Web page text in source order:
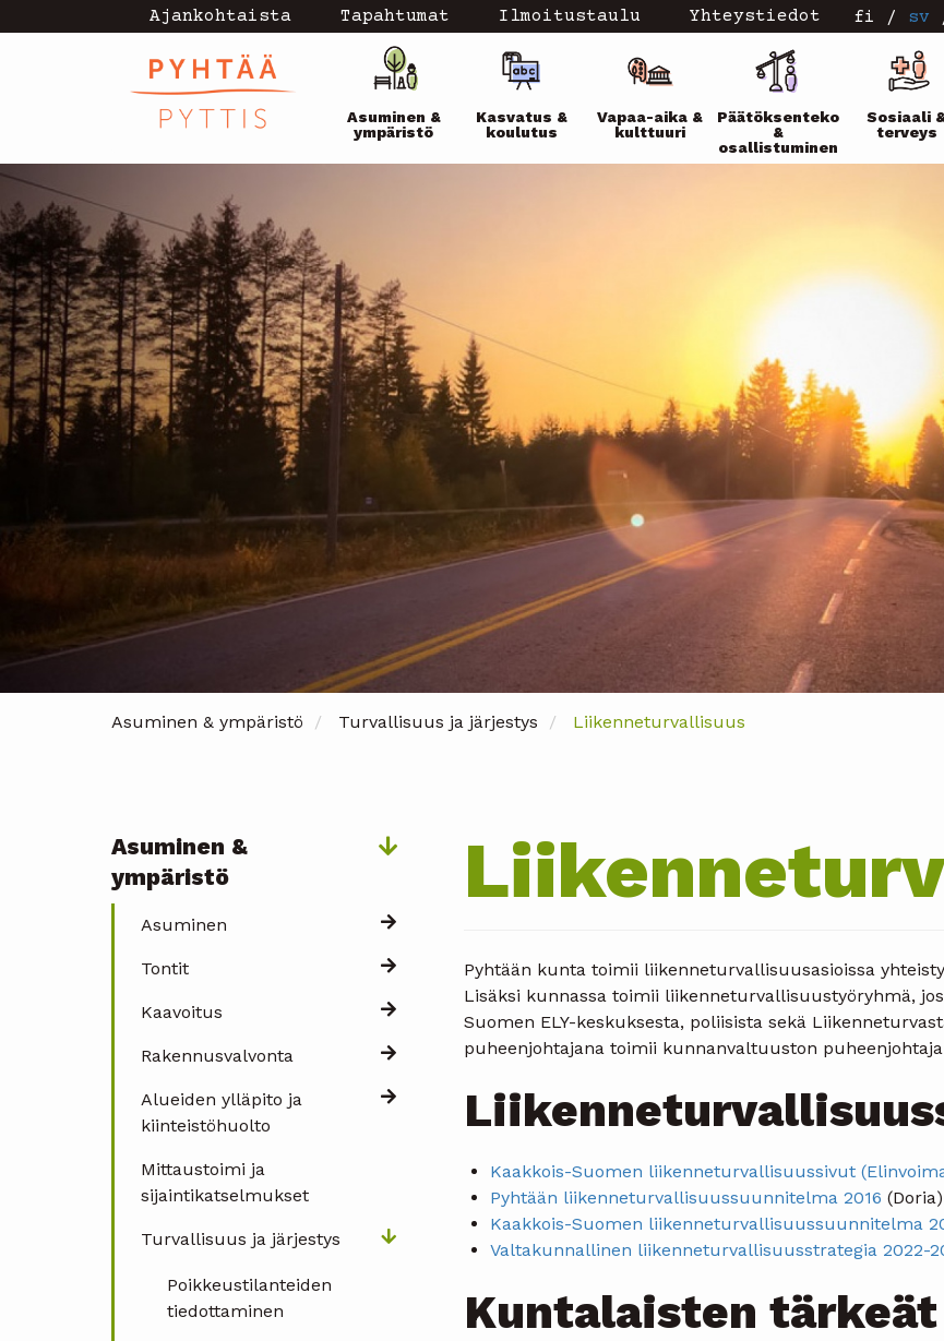
pääsisältöön
Topmenu
-
current
Ajankohtaista Tapahtumat Ilmoitustaulu Yhteystiedot fi / sv
Päävalikko
Asuminen &
ympäristö
Kasvatus &
koulutus
Vapaa-aika &
kulttuuri
Päätöksenteko
&
osallistuminen
Sosiaali
terveys
Asuminen & ympäristö Turvallisuus ja järjestys Liikenneturvallisuus
Päävalikko
Asuminen &
ympäristö
Asuminen
Tontit
Kaavoitus
Rakennusvalvonta
Alueiden ylläpito ja
kiinteistöhuolto
Mittaustoimi ja
sijaintikatselmukset
Turvallisuus ja järjestys
Poikkeustilanteiden
tiedottaminen
Pyhtään kunta toimii liikenneturvallisuusasioissa
Lisäksi kunnassa toimii liikenneturvallisuustyöryhmä,
Suomen ELY-keskuksesta, poliisista sekä
puheenjohtajana toimii kunnanvaltuuston
Kaakkois-Suomen liikenneturvallisuussivut
Pyhtään liikenneturvallisuussuunnitelma 2016 (Doria)
Kaakkois-Suomen liikenneturvallisuussuunnitelma
Valtakunnallinen liikenneturvallisuusstrategia 2022-
Kuntalaisten